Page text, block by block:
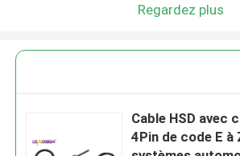
Regardez plus
Cable HSD avec
4Pin de code E à